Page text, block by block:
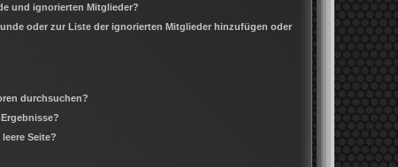
und ignorierten Mitglieder?
oder zur Liste der ignorierten Mitglieder hinzufügen oder
durchsuchen?
Seite?